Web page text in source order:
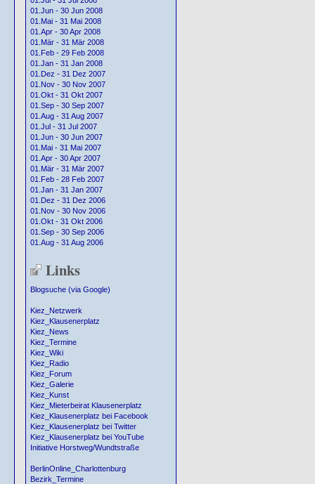
01.Jun - 30 Jun 2008
01.Mai - 31 Mai 2008
01.Apr - 30 Apr 2008
01.Mär - 31 Mär 2008
01.Feb - 29 Feb 2008
01.Jan - 31 Jan 2008
01.Dez - 31 Dez 2007
01.Nov - 30 Nov 2007
01.Okt - 31 Okt 2007
01.Sep - 30 Sep 2007
01.Aug - 31 Aug 2007
01.Jul - 31 Jul 2007
01.Jun - 30 Jun 2007
01.Mai - 31 Mai 2007
01.Apr - 30 Apr 2007
01.Mär - 31 Mär 2007
01.Feb - 28 Feb 2007
01.Jan - 31 Jan 2007
01.Dez - 31 Dez 2006
01.Nov - 30 Nov 2006
01.Okt - 31 Okt 2006
01.Sep - 30 Sep 2006
01.Aug - 31 Aug 2006
Links
Blogsuche (via Google)
Kiez_Netzwerk
Kiez_Klausenerplatz
Kiez_News
Kiez_Termine
Kiez_Wiki
Kiez_Radio
Kiez_Forum
Kiez_Galerie
Kiez_Kunst
Kiez_Mieterbeirat Klausenerplatz
Kiez_Klausenerplatz bei Facebook
Kiez_Klausenerplatz bei Twitter
Kiez_Klausenerplatz bei YouTube
Initiative Horstweg/Wundtstraße
BerlinOnline_Charlottenburg
Bezirk_Termine